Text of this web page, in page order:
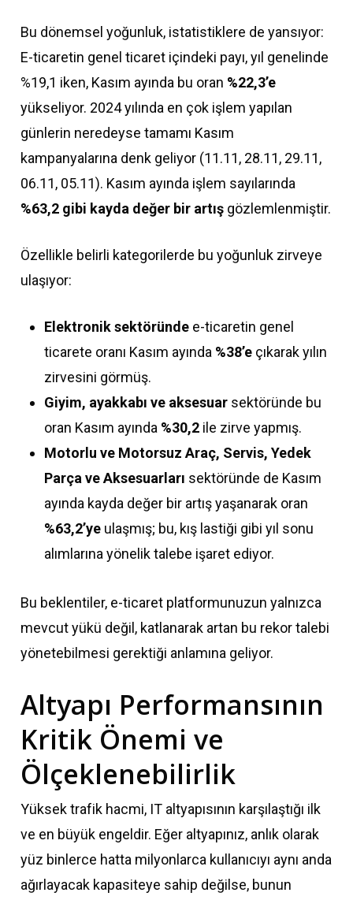
Bu dönemsel yoğunluk, istatistiklere de yansıyor:
E-ticaretin genel ticaret içindeki payı, yıl genelinde
%19,1 iken, Kasım ayında bu oran %22,3’e
yükseliyor. 2024 yılında en çok işlem yapılan
günlerin neredeyse tamamı Kasım
kampanyalarına denk geliyor (11.11, 28.11, 29.11,
06.11, 05.11). Kasım ayında işlem sayılarında
%63,2 gibi kayda değer bir artışgözlemlenmiştir.
Özellikle belirli kategorilerde bu yoğunluk zirveye
ulaşıyor:
Elektronik sektöründee-ticaretin genel
ticarete oranı Kasım ayında %38’eçıkarak yılın
zirvesini görmüş.
Giyim, ayakkabı ve aksesuarsektöründe bu
oran Kasım ayında %30,2ile zirve yapmış.
Motorlu ve Motorsuz Araç, Servis, Yedek
Parça ve Aksesuarları sektöründe de Kasım
ayında kayda değer bir artış yaşanarak oran
%63,2’yeulaşmış; bu, kış lastiği gibi yıl sonu
alımlarına yönelik talebe işaret ediyor.
Bu beklentiler, e-ticaret platformunuzun yalnızca
mevcut yükü değil, katlanarak artan bu rekor talebi
yönetebilmesi gerektiği anlamına geliyor.
Altyapı Performansının
Kritik Önemi ve
Ölçeklenebilirlik
Yüksek trafik hacmi, IT altyapısının karşılaştığı ilk
ve en büyük engeldir. Eğer altyapınız, anlık olarak
yüz binlerce hatta milyonlarca kullanıcıyı aynı anda
ağırlayacak kapasiteye sahip değilse, bunun